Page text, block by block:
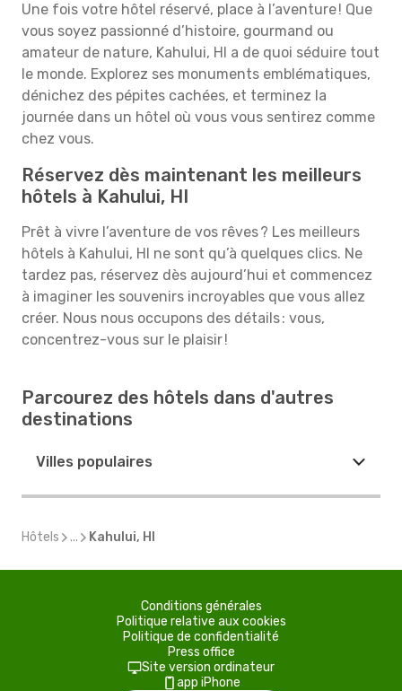
Une fois votre hôtel réservé, place à l’aventure ! Que
vous soyez passionné d’histoire, gourmand ou
amateur de nature, Kahului, HI a de quoi séduire tout
le monde. Explorez ses monuments emblématiques,
dénichez des pépites cachées, et terminez la
journée dans un hôtel où vous vous sentirez comme
chez vous.
Réservez dès maintenant les meilleurs
hôtels à Kahului, HI
Prêt à vivre l’aventure de vos rêves ? Les meilleurs
hôtels à Kahului, HI ne sont qu’à quelques clics. Ne
tardez pas, réservez dès aujourd’hui et commencez
à imaginer les souvenirs incroyables que vous allez
créer. Nous nous occupons des détails : vous,
concentrez-vous sur le plaisir !
Parcourez des hôtels dans d'autres
destinations
Villes populaires
Hôtels ... Kahului, HI
Conditions générales
Politique relative aux cookies
Politique de confidentialité
Press office
Site version ordinateur
app iPhone